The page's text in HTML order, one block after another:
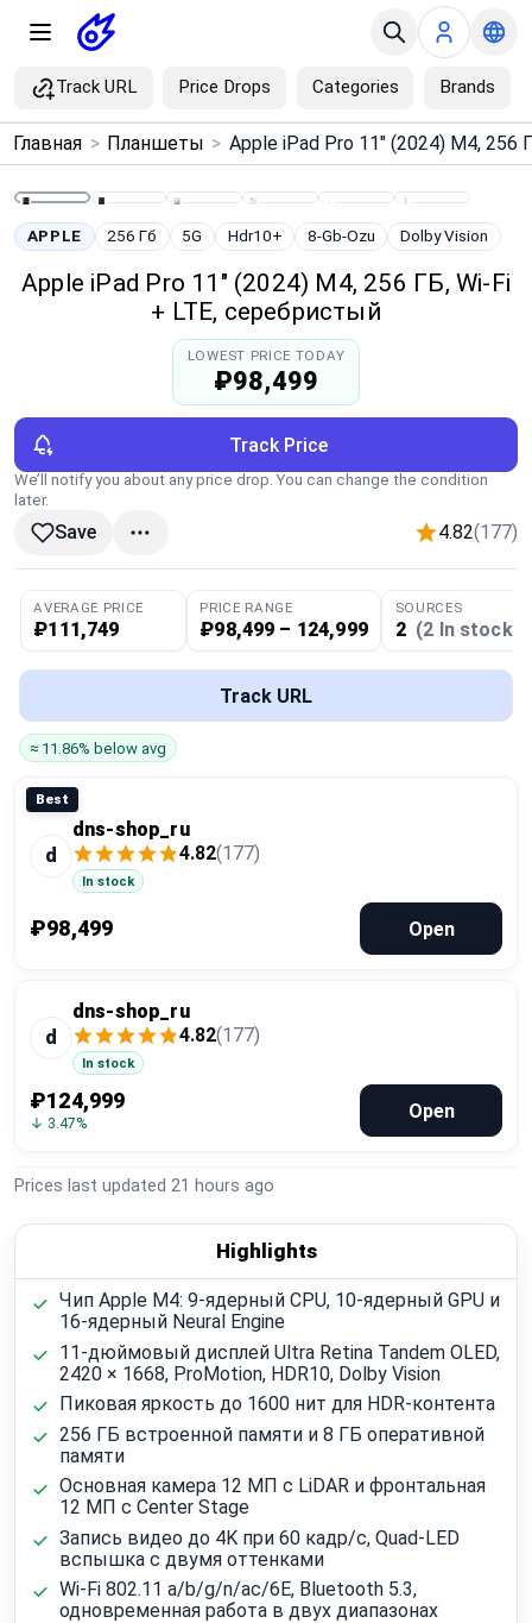
Track URL Price Drops Categories Brands
Menu ×
Home
Search
Categories
Brands
Global Price Tracker
Blog
Compare
Plans & Pricing
Главная > Планшеты >
APPLE 256 Гб 5G Hdr10+ 8-Gb-Ozu Dolby Vision
Apple iPad Pro 11" (2024) M4, 256 ГБ, Wi‑Fi
+ LTE, серебристый
LOWEST PRICE TODAY
₽98,499
Track Price
We’ll notify you about any price drop. You can change the condition
later.
Save 4.82(177)
AVERAGE PRICE
₽111,749
PRICE RANGE
₽98,499 – 124,999
SOURCES
2 (2 In stock)
Track URL
≈ 11.86% below avg
Best
d
dns-shop_ru
4.82(177)
In stock
₽98,499 Open
d
dns-shop_ru
4.82(177)
In stock
₽124,999
↓ 3.47%
Open
Prices last updated 21 hours ago
Highlights
Чип Apple M4: 9-ядерный CPU, 10-ядерный GPU и
16-ядерный Neural Engine
11-дюймовый дисплей Ultra Retina Tandem OLED,
2420 × 1668, ProMotion, HDR10, Dolby Vision
Пиковая яркость до 1600 нит для HDR-контента
256 ГБ встроенной памяти и 8 ГБ оперативной
памяти
Основная камера 12 МП с LiDAR и фронтальная
12 МП с Center Stage
Запись видео до 4K при 60 кадр/с, Quad-LED
вспышка с двумя оттенками
Wi‑Fi 802.11 a/b/g/n/ac/6E, Bluetooth 5.3,
одновременная работа в двух диапазонах